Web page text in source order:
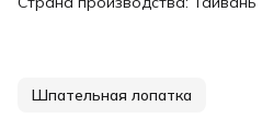
Шпательная лопатка